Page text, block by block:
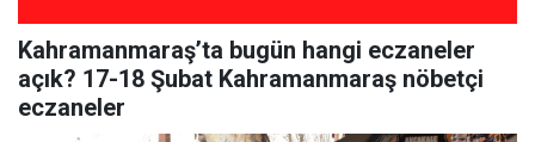
Kahramanmaraş’ta bugün hangi eczaneler
açık? 17-18 Şubat Kahramanmaraş nöbetçi
eczaneler